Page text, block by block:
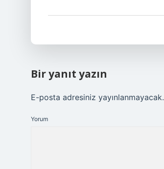
Bir yanıt yazın
E-posta adresiniz yayınlanmayacak.
Yorum